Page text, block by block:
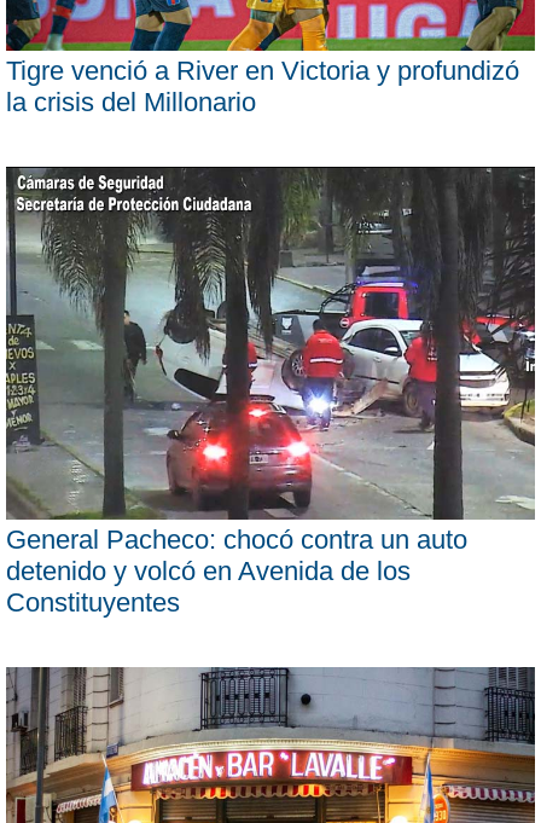
Tigre venció a River en Victoria y profundizó
la crisis del Millonario
General Pacheco: chocó contra un auto
detenido y volcó en Avenida de los
Constituyentes